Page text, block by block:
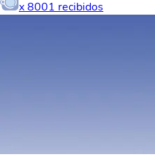
x8001 recibidos